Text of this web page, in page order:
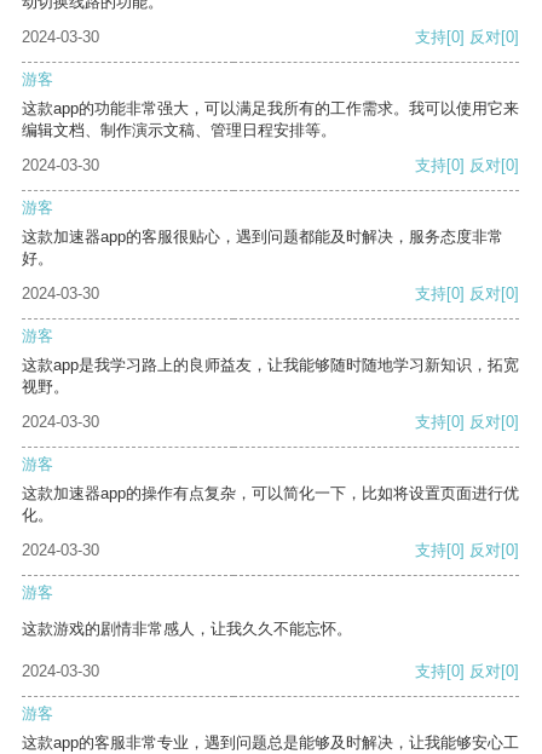
2024-03-30
支持[0] 反对[0]
游客
这款app的功能非常强大，可以满足我所有的工作需求。我可以使用它来
编辑文档、制作演示文稿、管理日程安排等。
2024-03-30
支持[0] 反对[0]
游客
这款加速器app的客服很贴心，遇到问题都能及时解决，服务态度非常
好。
2024-03-30
支持[0] 反对[0]
游客
这款app是我学习路上的良师益友，让我能够随时随地学习新知识，拓宽
视野。
2024-03-30
支持[0] 反对[0]
游客
这款加速器app的操作有点复杂，可以简化一下，比如将设置页面进行优
化。
2024-03-30
支持[0] 反对[0]
游客
这款游戏的剧情非常感人，让我久久不能忘怀。
2024-03-30 支持[0] 反对[0]
游客
这款app的客服非常专业，遇到问题总是能够及时解决，让我能够安心工